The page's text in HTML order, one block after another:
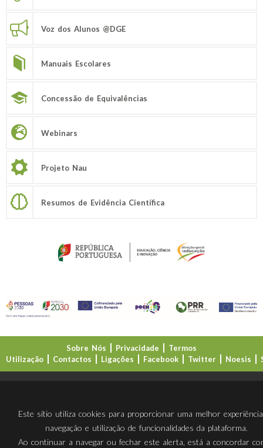
Voz dos Alunos @DGE
Manuais Escolares
Concessão de Equivalências
Webinars
Projeto Nau
Resumos de Evidência Científica
Sobre Nós Privacidade
Termos
Utilização
Contactos Ligações Facebook Twitter Noesis
Este sítio utiliza cookies para proporcionar uma melhor
navegação e utilização de funcionalidades da plataforma.
Ao continuar a navegar ou fechar este alerta, está a concordar